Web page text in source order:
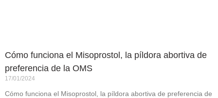
Cómo funciona el Misoprostol, la píldora abortiva de
preferencia de la OMS
17/01/2024
Cómo funciona el Misoprostol, la píldora abortiva de preferencia de